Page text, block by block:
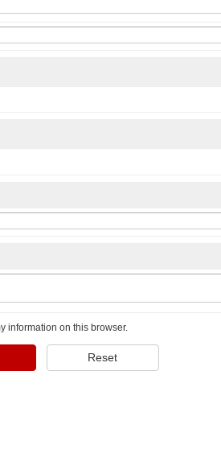
information on this browser.
Reset